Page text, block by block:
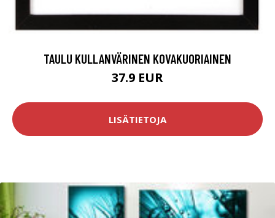
TAULU KULLANVÄRINEN KOVAKUORIAINEN
37.9 EUR
LISÄTIETOJA